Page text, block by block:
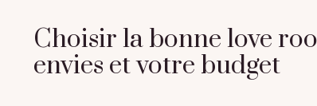
Choisir la bonne love
envies et votre budget